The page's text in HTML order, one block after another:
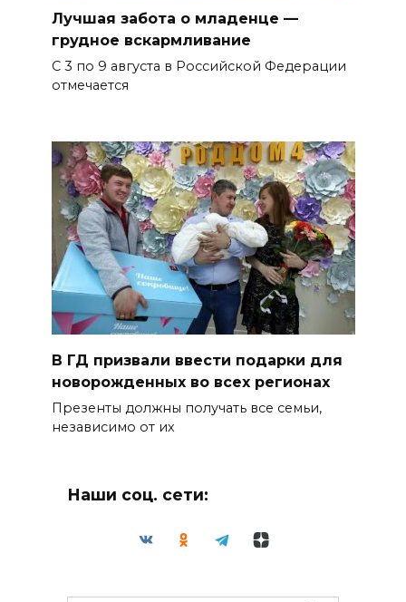
Лучшая забота о младенце —
грудное вскармливание
С 3 по 9 августа в Российской Федерации
отмечается
В ГД призвали ввести подарки для
новорожденных во всех регионах
Презенты должны получать все семьи,
независимо от их
Наши соц. сети: